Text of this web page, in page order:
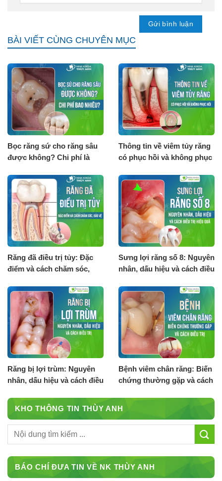
BÀI VIẾT CÙNG CHUYÊN MỤC
Bọc răng sứ cho răng sâu
được không? Chi phí là
Thông tin về viêm tủy răng
có phục hồi và không phục
Răng đã điều trị tủy: Đặc
điểm và cách chăm sóc,
Sưng lợi răng số 8: Nguyên
nhân, dấu hiệu và cách điều
Răng bị lợi trùm: Nguyên
nhân, dấu hiệu và cách điều
Bệnh viêm chân răng: Biến
chứng thường gặp và cách
KHO THÔNG TIN THÙY ANH
BÁO CHÍ ĐƯA TIN VỀ NK THÙY ANH